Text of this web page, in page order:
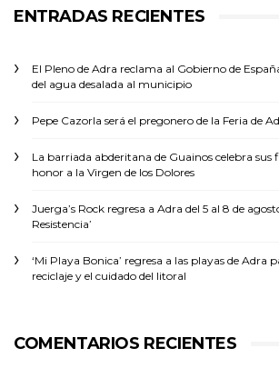
ENTRADAS RECIENTES
El Pleno de Adra reclama al Gobierno de
del agua desalada al municipio
Pepe Cazorla será el pregonero de la Feria de
La barriada abderitana de Guainos celebra sus
honor a la Virgen de los Dolores
Juerga’s Rock regresa a Adra del 5 al 8 de
Resistencia’
‘Mi Playa Bonica’ regresa a las playas de Adra
reciclaje y el cuidado del litoral
COMENTARIOS RECIENTES